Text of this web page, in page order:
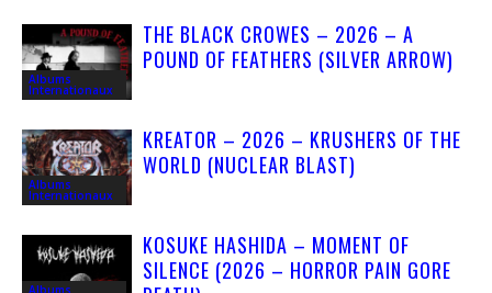
Albums
Internationaux
THE BLACK CROWES – 2026 – A
POUND OF FEATHERS (SILVER ARROW)
Albums
Internationaux
KREATOR – 2026 – KRUSHERS OF THE
WORLD (NUCLEAR BLAST)
Albums
KOSUKE HASHIDA – MOMENT OF
SILENCE (2026 – HORROR PAIN GORE